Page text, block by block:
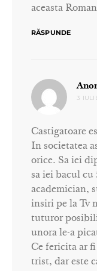
aceasta
RĂSPUNDE
3
Castigatoare
In societatea
orice. Sa iei
sa iei bacul cu
academician,
insiri pe la Tv
tuturor
unora le-a
Ce fericita ar fi
trist, dar este